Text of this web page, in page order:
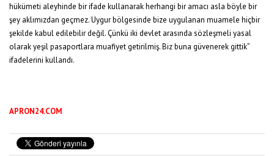
hükümeti aleyhinde bir ifade kullanarak herhangi bir amacı asla böyle bir
şey aklımızdan geçmez. Uygur bölgesinde bize uygulanan muamele hiçbir
şekilde kabul edilebilir değil. Çünkü iki devlet arasında sözleşmeli yasal
olarak yeşil pasaportlara muafiyet getirilmiş. Biz buna güvenerek gittik”
ifadelerini kullandı.
APRON24.COM